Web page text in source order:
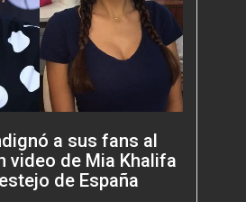
a sus fans al
video de Mia Khalifa
de España